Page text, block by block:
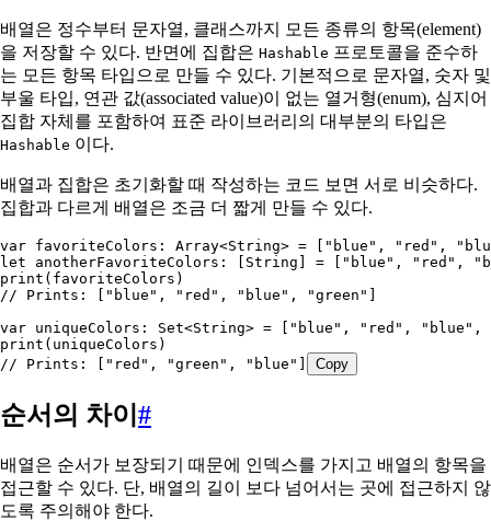
배열은 정수부터 문자열, 클래스까지 모든 종류의 항목(element)
을 저장할 수 있다. 반면에 집합은 Hashable 프로토콜을 준수하
는 모든 항목 타입으로 만들 수 있다. 기본적으로 문자열, 숫자 및
부울 타입, 연관 값(associated value)이 없는 열거형(enum), 심지어
집합 자체를 포함하여 표준 라이브러리의 대부분의 타입은
Hashable 이다.
배열과 집합은 초기화할 때 작성하는 코드 보면 서로 비슷하다.
집합과 다르게 배열은 조금 더 짧게 만들 수 있다.
var favoriteColors: Array<String> = [ "blue" , "red" ,
let anotherFavoriteColors: [ String ] = [ "blue" , "red" ,
print (favoriteColors)
// Prints: ["blue", "red", "blue", "green"]
var uniqueColors: Set<String> = [ "blue" , "red" , "blue" ,
print (uniqueColors)
// Prints: ["red", "green", "blue"]
Copy
순서의 차이 #
배열은 순서가 보장되기 때문에 인덱스를 가지고 배열의 항목을
접근할 수 있다. 단, 배열의 길이 보다 넘어서는 곳에 접근하지 않
도록 주의해야 한다.